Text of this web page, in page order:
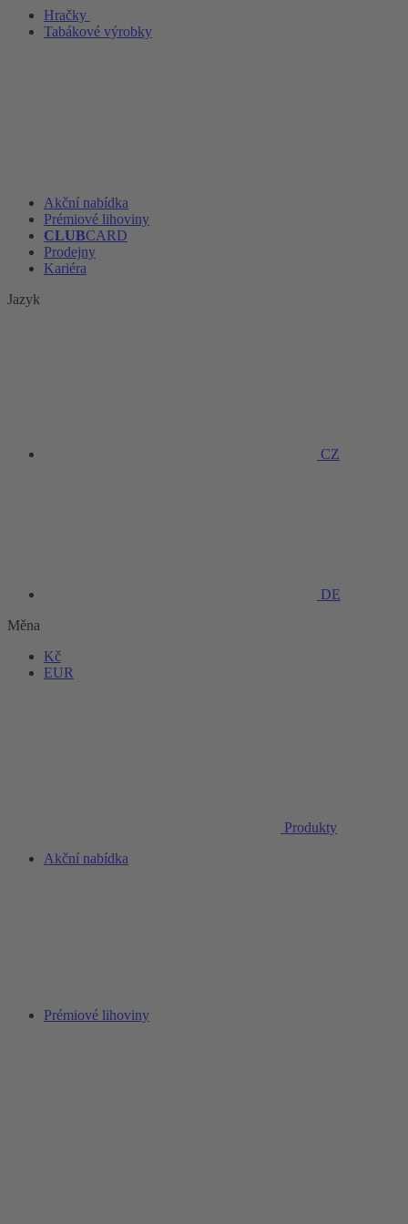
Hračky
Tabákové výrobky
Akční nabídka
Prémiové lihoviny
CLUBCARD
Prodejny
Kariéra
Jazyk
CZ
DE
Měna
Kč
EUR
Produkty
Akční nabídka
Prémiové lihoviny